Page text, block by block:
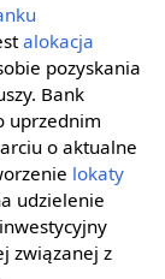
alokacja
pozyskania
Bank
uprzednim
o aktualne
lokaty
udzielenie
związanej z